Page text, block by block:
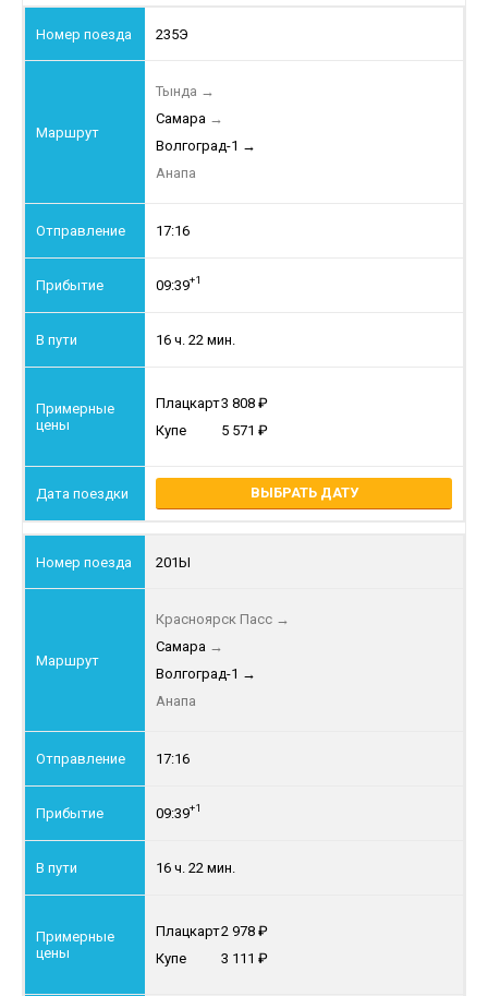
235Э
Тында →
Самара →
Волгоград-1 →
Анапа
17:16
09:39+1
16 ч. 22 мин.
Плацкарт3 808
Купе
5 571
ВЫБРАТЬ ДАТУ
201Ы
Красноярск Пасс →
Самара →
Волгоград-1 →
Анапа
17:16
09:39+1
16 ч. 22 мин.
Плацкарт2 978
Купе
3 111